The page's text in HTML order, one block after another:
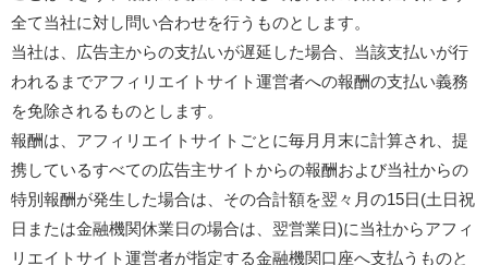
全て当社に対し問い合わせを行うものとします。
当社は、広告主からの支払いが遅延した場合、当該支払いが行
われるまでアフィリエイトサイト運営者への報酬の支払い義務
を免除されるものとします。
報酬は、アフィリエイトサイトごとに毎月月末に計算され、提
携しているすべての広告主サイトからの報酬および当社からの
特別報酬が発生した場合は、その合計額を翌々月の15日(土日祝
日または金融機関休業日の場合は、翌営業日)に当社からアフィ
リエイトサイト運営者が指定する金融機関口座へ支払うものと